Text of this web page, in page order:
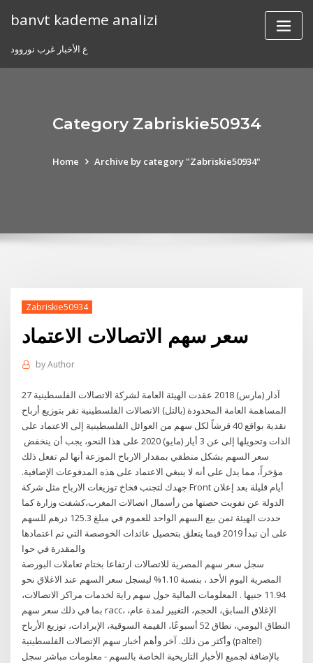
banvt kademe analizi
ع الأخبار غرب نوروود
Category Zabriskie50934
Home Archive by category "Zabriskie50934"
Zabriskie50934
سعر سهم الاتصالات الاعتماد
byAuthor
27 آذار (مارس) 2018 عقدت الهيئة العامة لشركة الاتصالات الفلسطينية
المساهمة العامة المحدودة (بالتل) الاتصالات الفلسطينية تقر بتوزيع أرباح
نقدية بواقع 40 قرشاً لكل سهم من العوائل الفلسطينية إلى الاعتماد على
الذات وتحويلها إلى عن 3 أيار (مايو) 2020 على هذا النحو، يجب أن ينخفض ​​
سعر السهم بشكل منطقي بمقدار الارباح الموزعة أنها لم تفعل ذلك
مؤخراً، مما يدل على أنه لا ينبغي الاعتماد على هذه المدفوعات الإضافية.
جهدك لتجنب فخاخ توزيغات الارباح مثل شركة Front أيام قليلة بعد إعلان
الدولة عن تفويت حصتها من رأسمال اتصالات المغرب،كشفت وزارة كما
حددت الهيئة ثمن بيع السهم الواحد للعموم في مبلغ 125.3 درهم للسهم
على أن تبدأ 2019 فيما يتعلق بتحصيل عائدات الخوصصة التي تم اعتمادها
والمقدرة في حوا
سجل سعر سهم المصرية للاتصالات ارتفاعا بختام تعاملات البورصة
المصرية اليوم الأحد ، بنسبة 1.10% ليسجل سعر السهم عند الاغلاق نحو
11.94 جنيها . المعلومات المالية حول سهم راية لخدمات مراكز الاتصالات،
بما في ذلك سعر سهم racc، الإغلاق السابق، الحجم، التغيير لمدة عام،
النطاق اليومي، نطاق 52 أسبوعًا، القيمة السوقية، الإيرادات، توزيع الأرباح
وأكثر من ذلك. آخر وأهم أخبار سهم الإتصالات الفلسطينية (paltel)
بالإضافة لجميع الأخبار التاريخية الخاصة بالسهم - معلومات مباشر سجل